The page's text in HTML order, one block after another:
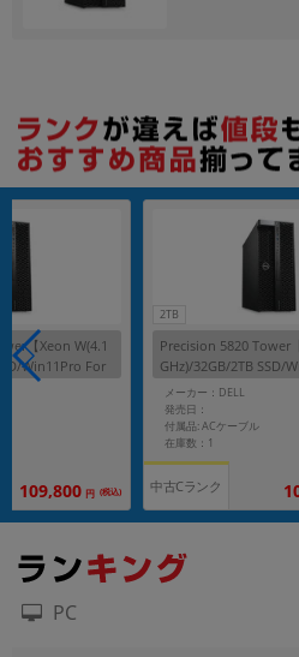
【Xeon W(4.1
Win11Pro For
109,800 円 (税込)
2TB
Precision 5820 Tower
GHz)/32GB/2TB SSD/
メーカー：DELL
発売日：
付属品: ACケーブル
在庫数：1
中古Cランク
PC